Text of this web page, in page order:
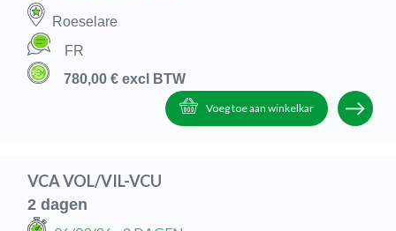
Roeselare
FR
780,00 € excl BTW
Voeg toe aan winkelkar
VCA VOL/VIL-VCU
2 dagen